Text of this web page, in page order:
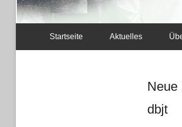
Startseite Aktuelles
Neue
dbjt